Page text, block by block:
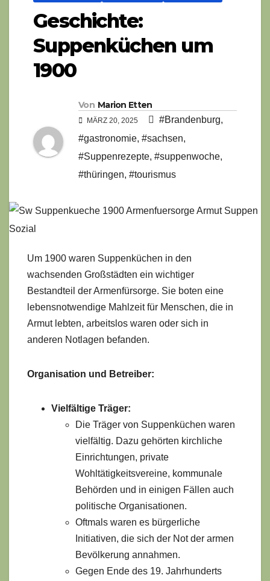
Geschichte:
Suppenküchen um
1900
Von Marion Etten
MÄRZ 20, 2025 #Brandenburg,
#gastronomie, #sachsen,
#Suppenrezepte, #suppenwoche,
#thüringen, #tourismus
Um 1900 waren Suppenküchen in den
wachsenden Großstädten ein wichtiger
Bestandteil der Armenfürsorge. Sie boten eine
lebensnotwendige Mahlzeit für Menschen, die in
Armut lebten, arbeitslos waren oder sich in
anderen Notlagen befanden.
Organisation und Betreiber:
Vielfältige Träger:
Die Träger von Suppenküchen waren
vielfältig. Dazu gehörten kirchliche
Einrichtungen, private
Wohltätigkeitsvereine, kommunale
Behörden und in einigen Fällen auch
politische Organisationen.
Oftmals waren es bürgerliche
Initiativen, die sich der Not der armen
Bevölkerung annahmen.
Gegen Ende des 19. Jahrhunderts